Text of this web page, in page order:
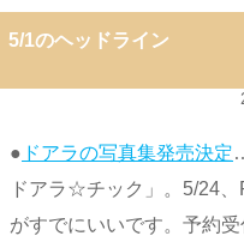
5/1のヘッドライン
● ドアラの写真集発売決定
ドアラ☆チック」。5/24
がすでにいいです。予約